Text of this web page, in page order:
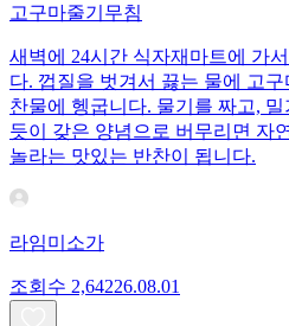
고구마줄기무침
새벽에 24시간 식자재마트에 가
다. 껍질을 벗겨서 끓는 물에 고
찬물에 헹굽니다. 물기를 짜고,
듯이 갖은 양념으로 버무리면 자
놀라는 맛있는 반찬이 됩니다.
라임미소가
조회수 2,64226.08.01